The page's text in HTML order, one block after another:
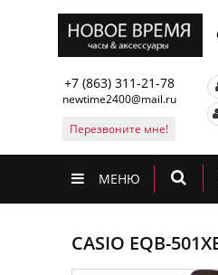
+7 (863) 311-21-78
newtime2400@mail.ru
Перезвоните мне!
МЕНЮ
CASIO EQB-